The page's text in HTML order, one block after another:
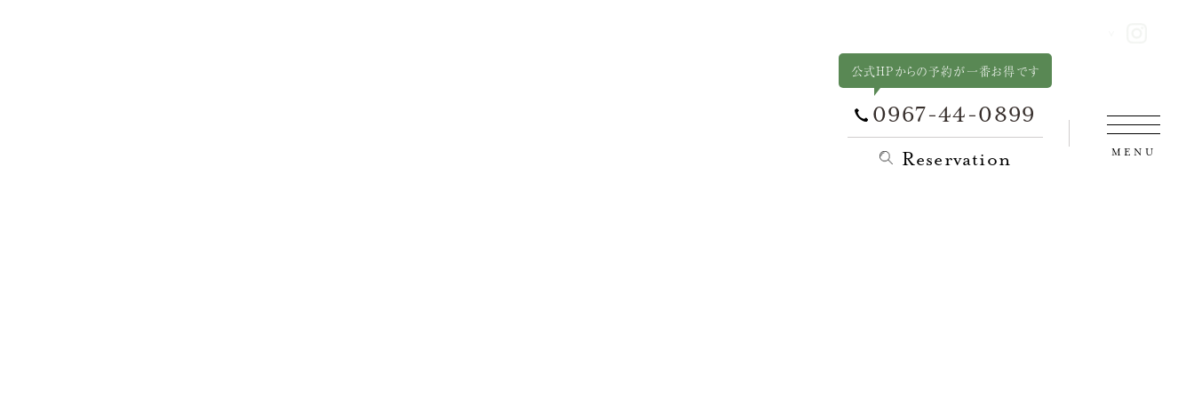
公式HPからの予約が一番お得です
0967-44-0899
Reservation MENU